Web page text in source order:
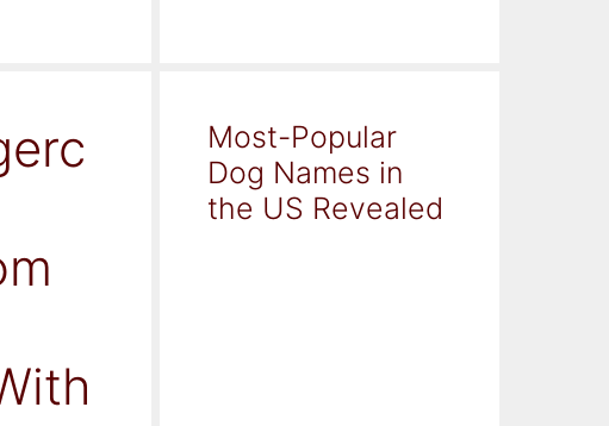
Most-Popular
Dog Names in
the US Revealed